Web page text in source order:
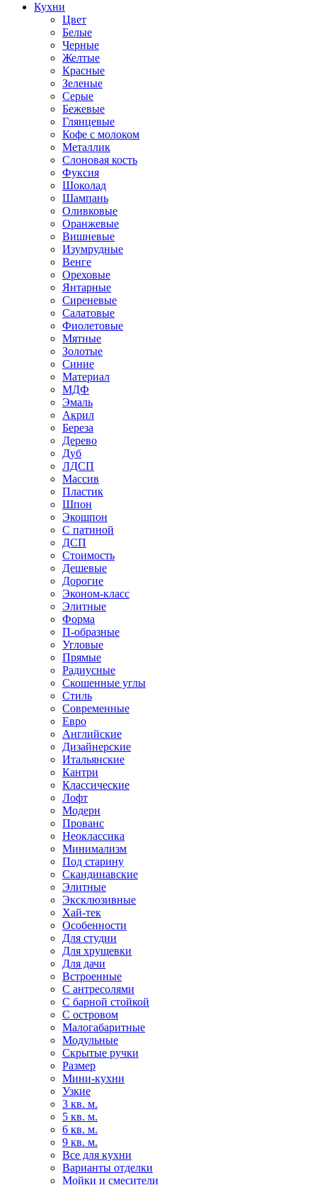
Кухни
Цвет
Белые
Черные
Желтые
Красные
Зеленые
Серые
Бежевые
Глянцевые
Кофе с молоком
Металлик
Слоновая кость
Фуксия
Шоколад
Шампань
Оливковые
Оранжевые
Вишневые
Изумрудные
Венге
Ореховые
Янтарные
Сиреневые
Салатовые
Фиолетовые
Мятные
Золотые
Синие
Материал
МДФ
Эмаль
Акрил
Береза
Дерево
Дуб
ЛДСП
Массив
Пластик
Шпон
Экошпон
С патиной
ДСП
Стоимость
Дешевые
Дорогие
Эконом-класс
Элитные
Форма
П-образные
Угловые
Прямые
Радиусные
Скошенные углы
Стиль
Современные
Евро
Английские
Дизайнерские
Итальянские
Кантри
Классические
Лофт
Модерн
Прованс
Неоклассика
Минимализм
Под старину
Скандинавские
Элитные
Эксклюзивные
Хай-тек
Особенности
Для студии
Для хрущевки
Для дачи
Встроенные
С антресолями
С барной стойкой
С островом
Малогабаритные
Модульные
Скрытые ручки
Размер
Мини-кухни
Узкие
3 кв. м.
5 кв. м.
6 кв. м.
9 кв. м.
Все для кухни
Варианты отделки
Мойки и смесители